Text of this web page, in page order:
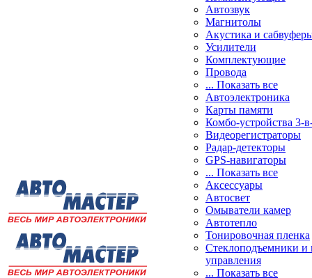
Автозвук
Магнитолы
Акустика и
Усилители
Комплектующие
Провода
... Показать все
Автоэлектроника
Карты памяти
Комбо-устройства 3-
Видеорегистраторы
Радар-детекторы
GPS-навигаторы
... Показать все
Аксессуары
Автосвет
Омыватели камер
Автотепло
Тонировочная пленка
Стеклоподъемники и
управления
... Показать все